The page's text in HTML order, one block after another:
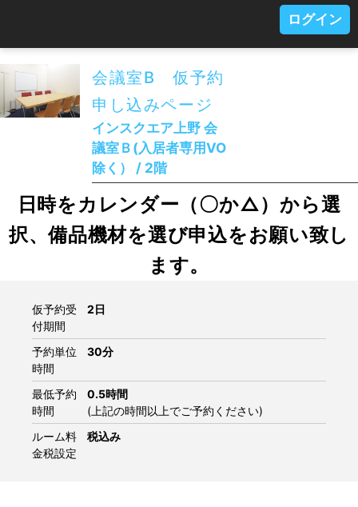
ログイン
会議室B 仮予約
申し込みページ
インスクエア上野 会
議室Ｂ(入居者専用VO
除く） / 2階
日時をカレンダー（〇か△）から選
択、備品機材を選び申込をお願い致し
ます。
仮予約受
付期間
2日
予約単位
時間
30分
最低予約
時間
0.5時間
(上記の時間以上でご予約ください)
ルーム料
金税設定
税込み